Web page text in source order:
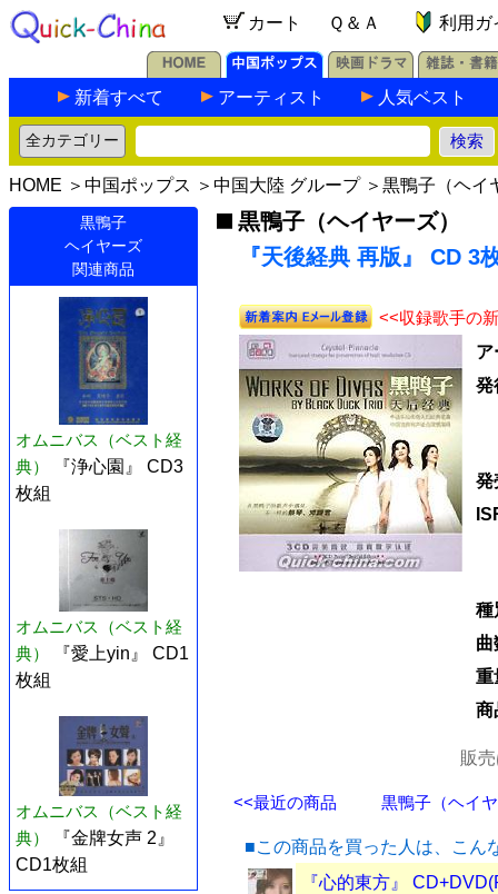
カート Ｑ＆Ａ 利用ガ
新着すべて アーティスト 人気ベスト
HOME ＞ 中国ポップス ＞ 中国大陸 グループ＞ 黒鴨子（ヘイ
黒鴨子
ヘイヤーズ
関連商品
オムニバス（ベスト経
典）
『浄心園』 CD3
枚組
オムニバス（ベスト経
典）
『愛上yin』 CD1
枚組
オムニバス（ベスト経
典）
『金牌女声 2』
CD1枚組
黒鴨子（ヘイヤーズ）
『天後経典 再版』 CD 3
<<収録歌手の
ア
発
発
種
曲
重
商
販
<<最近の商品 黒鴨子（ヘイ
■この商品を買った人は、こん
『心的東方』